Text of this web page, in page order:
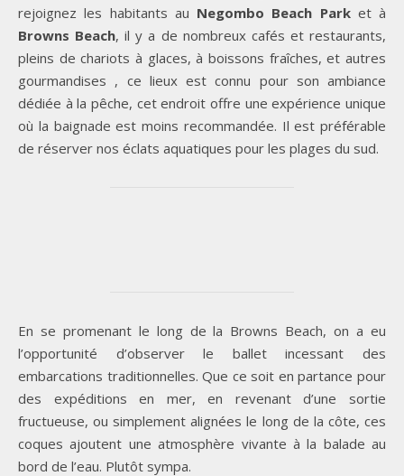
rejoignez les habitants au Negombo Beach Parket à
Browns Beach, il y a de nombreux cafés et restaurants,
pleins de chariots à glaces, à boissons fraîches, et autres
gourmandises , ce lieux est connu pour son ambiance
dédiée à la pêche, cet endroit offre une expérience unique
où la baignade est moins recommandée. Il est préférable
de réserver nos éclats aquatiques pour les plages du sud.
En se promenant le long de la Browns Beach, on a eu
l’opportunité d’observer le ballet incessant des
embarcations traditionnelles. Que ce soit en partance pour
des expéditions en mer, en revenant d’une sortie
fructueuse, ou simplement alignées le long de la côte, ces
coques ajoutent une atmosphère vivante à la balade au
bord de l’eau. Plutôt sympa.